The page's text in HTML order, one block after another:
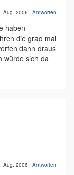
Aug. 2006 | Antworten
haben
die grad mal
dann draus
würde sich da
Aug. 2006 | Antworten